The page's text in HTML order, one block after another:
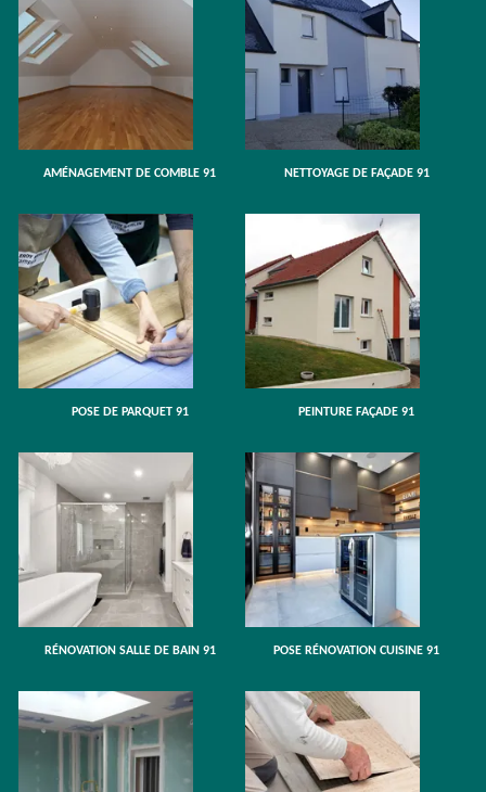
AMÉNAGEMENT DE COMBLE 91 NETTOYAGE DE FAÇADE 91
POSE DE PARQUET 91 PEINTURE FAÇADE 91
RÉNOVATION SALLE DE BAIN 91 POSE RÉNOVATION CUISINE 91